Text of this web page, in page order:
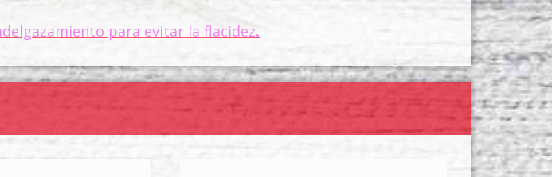
para evitar la flacidez.